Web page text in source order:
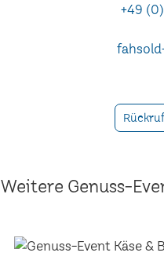
+49
Weitere Genuss-